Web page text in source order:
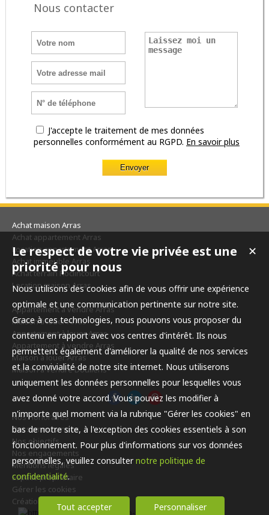
Nous contacter
J'accepte le traitement de mes données
personnelles conformément au RGPD. En savoir plus
Achat maison Arras
Achat appartement Arras
Location appartement Arras
Achat immeuble Arras
Achat terrain Roclincourt
Location maison Arras
Appartement à vendre Arras
Maison à louer Arras
Appartement à louer Arras
Appartement à vendre Arras
Maison à louer Arras
Maison à vendre Doullens
Nos Honoraires
Qui sommes-nous
Nos objectifs
Nos engagements
Mentions légales
Espace propriétaire
Gérer les cookies
Création site internet immobilier
✕
Le respect de votre vie privée est une
priorité pour nous
Nous utilisons des cookies afin de vous offrir une expérience
optimale et une communication pertinente sur notre site.
Grace à ces technologies, nous pouvons vous proposer du
contenu en rapport avec vos centres d'intérêt. Ils nous
permettent également d'améliorer la qualité de nos services
et la convivialité de notre site internet. Nous utiliserons
uniquement les données personnelles pour lesquelles vous
avez donné votre accord. Vous pouvez les modifier à
n'importe quel moment via la rubrique "Gérer les cookies" en
bas de notre site, à l'exception des cookies essentiels à son
fonctionnement. Pour plus d'informations sur vos données
personnelles, veuillez consulternotre politique de
confidentialité.
Tout accepter Personnaliser